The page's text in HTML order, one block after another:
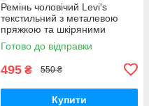
Ремінь чоловічий Levi's
текстильний з металевою
пряжкою та шкіряними
вставками хакі
Готово до відправки
495 ₴ 550 ₴
Купити